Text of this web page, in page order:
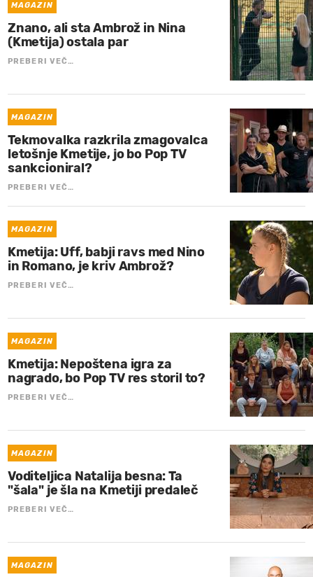
MAGAZIN
Znano, ali sta Ambrož in Nina
(Kmetija) ostala par
PREBERI VEČ…
MAGAZIN
Tekmovalka razkrila zmagovalca
letošnje Kmetije, jo bo Pop TV
sankcioniral?
PREBERI VEČ…
MAGAZIN
Kmetija: Uff, babji ravs med Nino
in Romano, je kriv Ambrož?
PREBERI VEČ…
MAGAZIN
Kmetija: Nepoštena igra za
nagrado, bo Pop TV res storil to?
PREBERI VEČ…
MAGAZIN
Voditeljica Natalija besna: Ta
"šala" je šla na Kmetiji predaleč
PREBERI VEČ…
MAGAZIN